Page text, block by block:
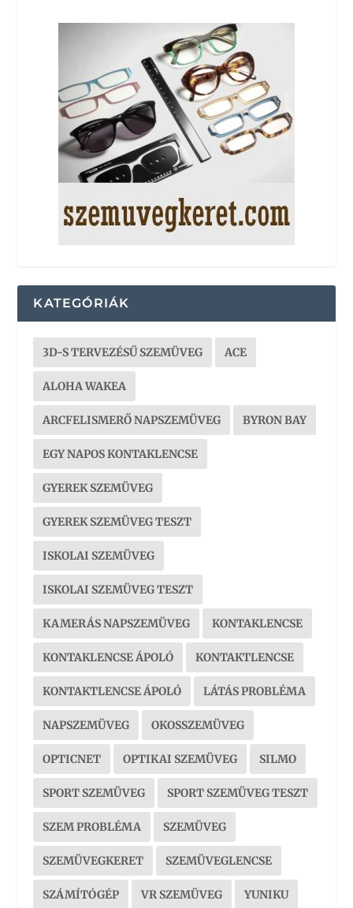
KATEGÓRIÁK
3D-S TERVEZÉSŰ SZEMÜVEG ACE
ALOHA WAKEA
ARCFELISMERŐ NAPSZEMÜVEG BYRON BAY
EGY NAPOS KONTAKLENCSE
GYEREK SZEMÜVEG
GYEREK SZEMÜVEG TESZT
ISKOLAI SZEMÜVEG
ISKOLAI SZEMÜVEG TESZT
KAMERÁS NAPSZEMÜVEG KONTAKLENCSE
KONTAKLENCSE ÁPOLÓ KONTAKTLENCSE
KONTAKTLENCSE ÁPOLÓ LÁTÁS PROBLÉMA
NAPSZEMÜVEG OKOSSZEMÜVEG
OPTICNET OPTIKAI SZEMÜVEG SILMO
SPORT SZEMÜVEG SPORT SZEMÜVEG TESZT
SZEM PROBLÉMA SZEMÜVEG
SZEMÜVEGKERET SZEMÜVEGLENCSE
SZÁMÍTÓGÉP VR SZEMÜVEG YUNIKU